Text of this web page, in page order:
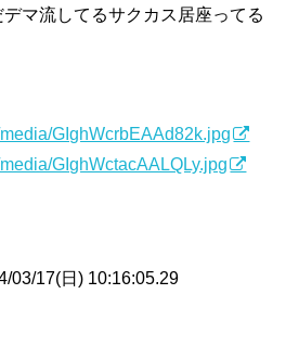
マ流してるサクカス居座ってる
GIghWcrbEAAd82k.jpg
GIghWctacAALQLy.jpg
03/17(日) 10:16:05.29